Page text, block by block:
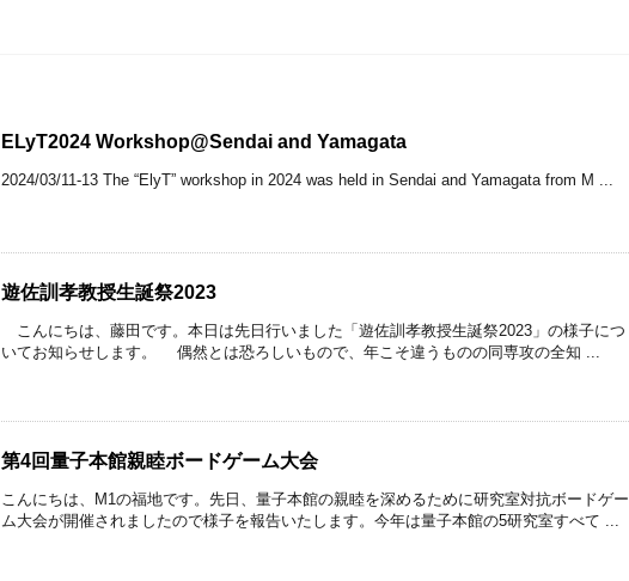
ELyT2024 Workshop@Sendai and Yamagata
2024/03/11-13 The “ElyT” workshop in 2024 was held in Sendai and Yamagata from M ...
遊佐訓孝教授生誕祭2023
こんにちは、藤田です。本日は先日行いました「遊佐訓孝教授生誕祭2023」の様子につ
いてお知らせします。 偶然とは恐ろしいもので、年こそ違うものの同専攻の全知 ...
第4回量子本館親睦ボードゲーム大会
こんにちは、M1の福地です。先日、量子本館の親睦を深めるために研究室対抗ボードゲー
ム大会が開催されましたので様子を報告いたします。今年は量子本館の5研究室すべて ...